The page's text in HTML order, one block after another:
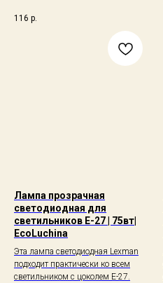
116 р.
Лампа прозрачная
светодиодная для
светильников Е-27 | 75вт|
EcoLuchina
Эта лампа cветодиодная Lexman
подходит практически ко всем
светильником с цоколем E-27.